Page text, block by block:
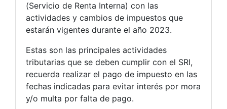
(Servicio de Renta Interna) con las
actividades y cambios de impuestos que
estarán vigentes durante el año 2023.
Estas son las principales actividades
tributarias que se deben cumplir con el SRI,
recuerda realizar el pago de impuesto en las
fechas indicadas para evitar interés por mora
y/o multa por falta de pago.